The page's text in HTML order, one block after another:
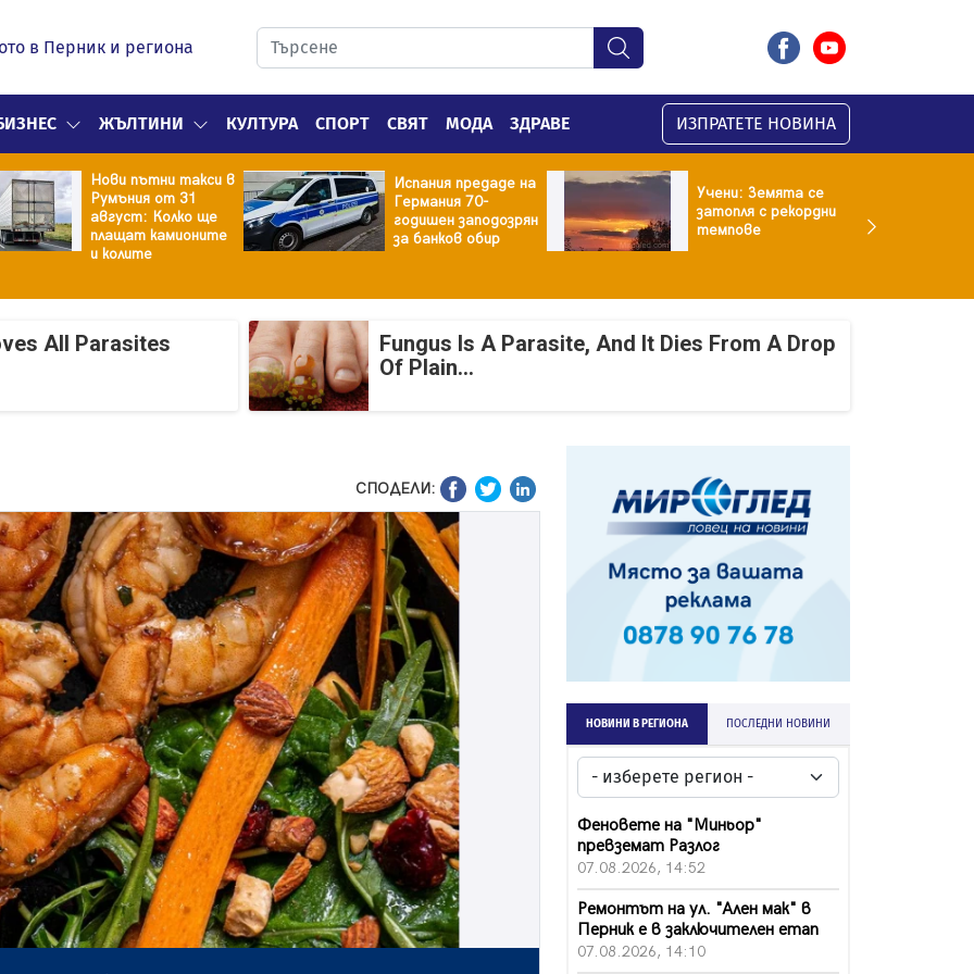
в Перник и региона
ЖЪЛТИНИ КУЛТУРА СПОРТ СВЯТ МОДА ЗДРАВЕ ИЗПРАТЕТЕ НОВИНА
Нови пътни такси в
Румъния от 31
август: Колко ще
плащат камионите
и колите
Испания предаде на
Германия 70-
годишен заподозрян
за банков обир
Учени: Земята се
затопля с рекордни
темпове
All Parasites
Fungus Is A Parasite, And It Dies From A Drop
Of Plain...
СПОДЕЛИ:
НОВИНИ В РЕГИОНА ПОСЛЕДНИ НОВИНИ
Феновете на "Миньор"
превземат Разлог
07.08.2026, 14:52
Ремонтът на ул. "Ален мак" в
Перник е в заключителен етап
07.08.2026, 14:10